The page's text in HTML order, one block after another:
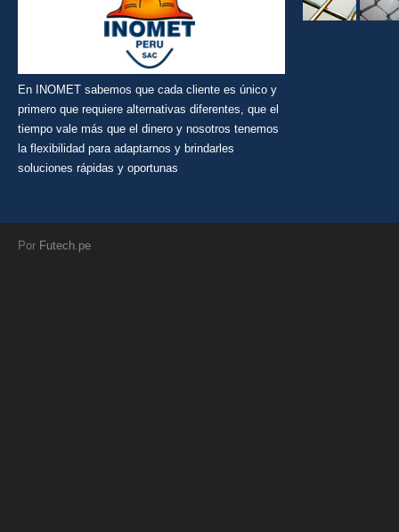
En INOMET sabemos que cada cliente es único y
primero que requiere alternativas diferentes, que el
tiempo vale más que el dinero y nosotros tenemos
la flexibilidad para adaptarnos y brindarles
soluciones rápidas y oportunas
Por Futech.pe